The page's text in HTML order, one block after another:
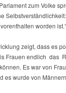
zum Volke
worden ist.“
zeigt, dass es
Frauen endlich das
Es war von
es wurde von